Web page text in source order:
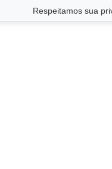
Respeitamos sua